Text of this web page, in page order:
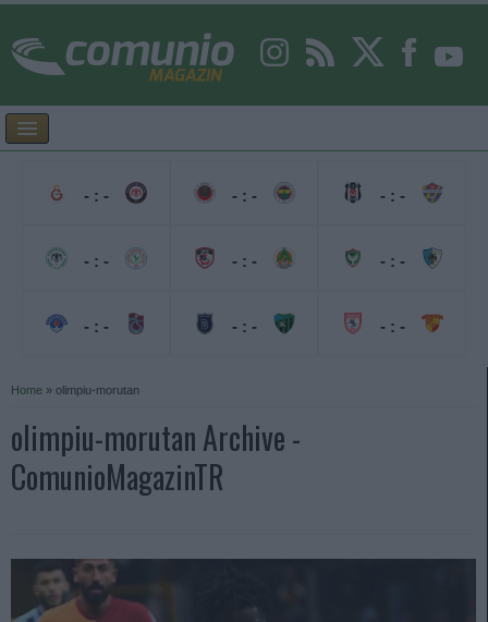
- : -
- : -
- : -
- : -
- : -
- : -
- : -
- : -
- : -
Home » olimpiu-morutan
olimpiu-morutan Archive -
ComunioMagazinTR